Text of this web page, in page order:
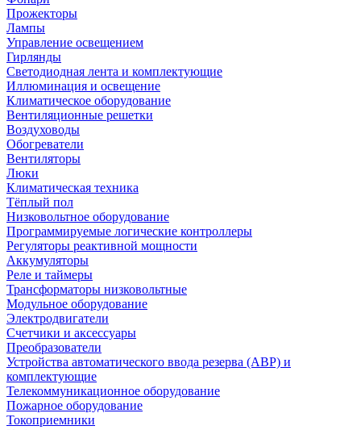
Прожекторы
Лампы
Управление освещением
Гирлянды
Светодиодная лента и комплектующие
Иллюминация и освещение
Климатическое оборудование
Вентиляционные решетки
Воздуховоды
Обогреватели
Вентиляторы
Люки
Климатическая техника
Тёплый пол
Низковольтное оборудование
Программируемые логические контроллеры
Регуляторы реактивной мощности
Аккумуляторы
Реле и таймеры
Трансформаторы низковольтные
Модульное оборудование
Электродвигатели
Счетчики и аксессуары
Преобразователи
Устройства автоматического ввода резерва (АВР) и
комплектующие
Телекоммуникационное оборудование
Пожарное оборудование
Токоприемники